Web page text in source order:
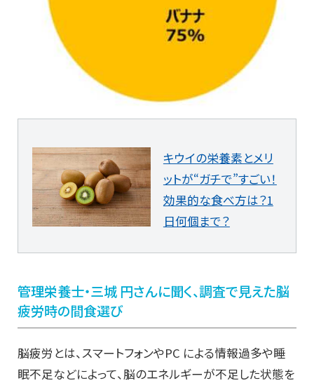
キウイの栄養素とメリ
ットが“ガチで”すごい！
効果的な食べ方は？1
日何個まで？
管理栄養士・三城 円さんに聞く、調査で見えた脳
疲労時の間食選び
脳疲労とは、スマートフォンやPC による情報過多や睡
眠不足などによって、脳のエネルギーが不足した状態を